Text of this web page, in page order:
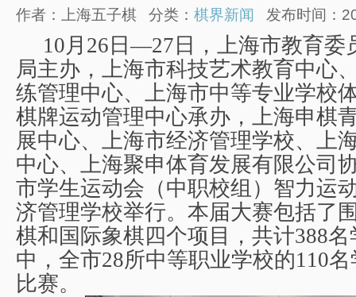
作者：上海五子棋 分类： 棋界新闻 发布时间：
10月 26 日—27 日，上海市教育
局主办， 上海市科技艺术教育中心
练管理中心、上海市中等专业学校
棋牌运动管理中心承办，上海申棋
展中心、上海市经济管理学校、上
中心、上海聚申体育发展有限公司
市学生运动会（中职校组）智力运
济管理学校举行。本届大赛包括了
棋和国际象棋四个项目，共计388名
中，全市28所中等职业学校的110名
比赛。